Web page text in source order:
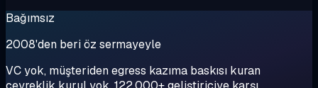
Bağımsız
2008'den beri öz sermayeyle
VC yok, müşteriden egress kazıma baskısı kuran